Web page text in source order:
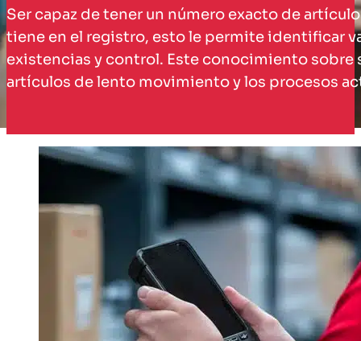
Ser capaz de tener un número exacto de
tiene en el registro, esto le permite identificar
existencias y control. Este conocimiento
artículos de lento movimiento y los procesos